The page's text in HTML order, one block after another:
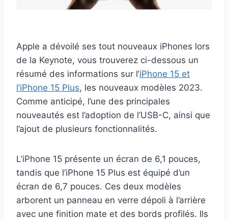
Apple a dévoilé ses tout nouveaux iPhones lors
de la Keynote, vous trouverez ci-dessous un
résumé des informations sur l’iPhone 15 et
l’iPhone 15 Plus, les nouveaux modèles 2023.
Comme anticipé, l’une des principales
nouveautés est l’adoption de l’USB-C, ainsi que
l’ajout de plusieurs fonctionnalités.
L’iPhone 15 présente un écran de 6,1 pouces,
tandis que l’iPhone 15 Plus est équipé d’un
écran de 6,7 pouces. Ces deux modèles
arborent un panneau en verre dépoli à l’arrière
avec une finition mate et des bords profilés. Ils